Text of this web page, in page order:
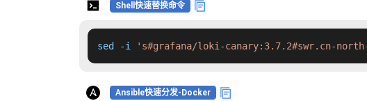
Shell快速替换命令
sed -i 's#grafana/loki-canary:3.7.2#swr.cn-
Ansible快速分发-Docker